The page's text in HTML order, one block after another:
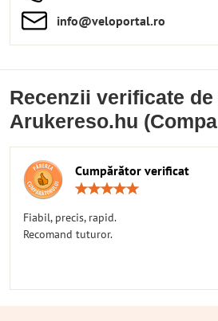
info​​@veloportal​.ro
Recenzii verificate
Arukereso.hu
Cumpărător verificat
Fiabil, precis, rapid.
Recomand tuturor.